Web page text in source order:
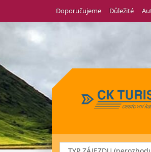
Doporučujeme Důležité